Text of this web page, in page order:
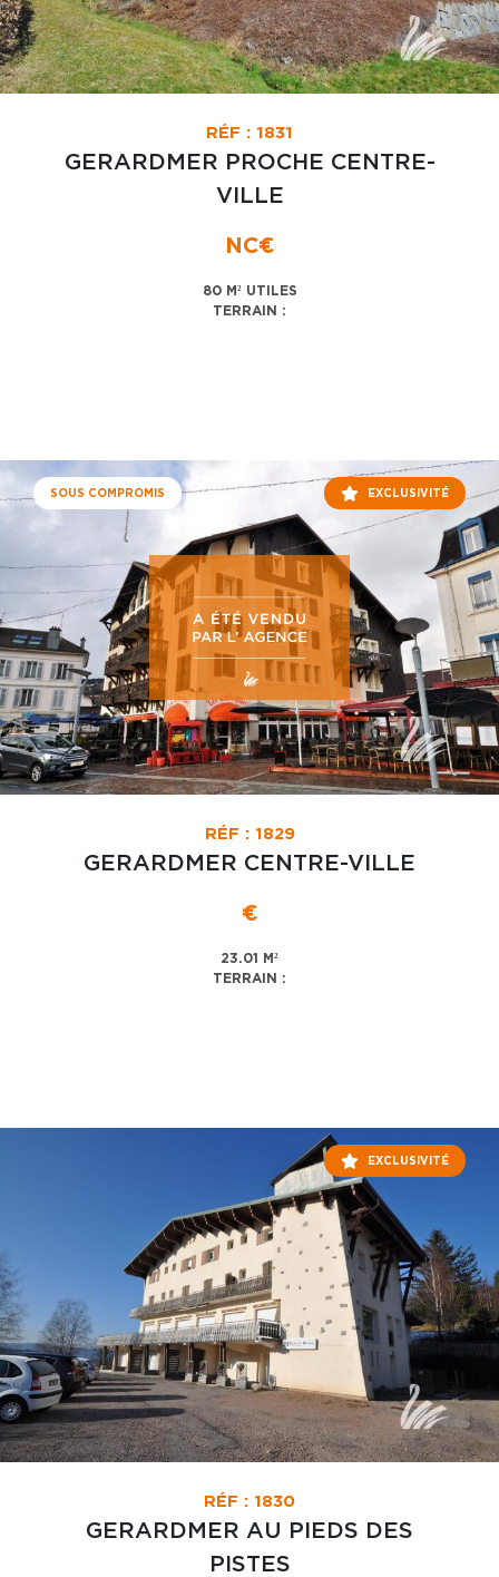
RÉF : 1831
GERARDMER PROCHE CENTRE-
VILLE
NC€
80 M² UTILES
TERRAIN :
EXCLUSIVITÉ
SOUS COMPROMIS
RÉF : 1829
GERARDMER CENTRE-VILLE
€
23.01 M²
TERRAIN :
EXCLUSIVITÉ
RÉF : 1830
GERARDMER AU PIEDS DES
PISTES